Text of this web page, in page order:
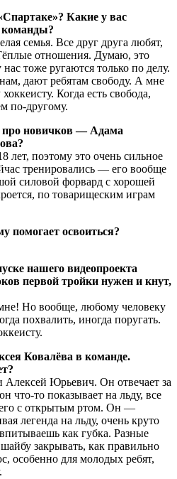
Какие у вас
команды?
семья. Все друг друга любят,
отношения. Думаю, это
тоже ругаются только по делу.
дают ребятам свободу. А мне
Когда есть свобода,
по-другому.
новичков — Адама
поэтому это очень сильное
тренировались — его вообще
силовой форвард с хорошей
по товарищеским играм
освоиться?
нашего видеопроекта
первой тройки нужен и кнут,
Но вообще, любому человеку
похвалить, иногда поругать.
Ковалёва в команде.
Юрьевич. Он отвечает за
что-то показывает на льду, все
с открытым ртом. Он —
легенда на льду, очень круто
как губка. Разные
закрывать, как правильно
особенно для молодых ребят,